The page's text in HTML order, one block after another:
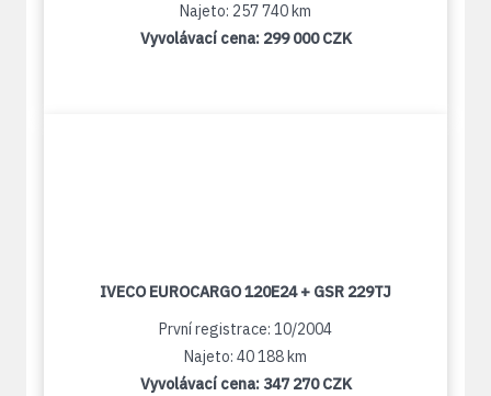
Najeto: 257 740 km
Vyvolávací cena: 299 000 CZK
IVECO EUROCARGO 120E24 + GSR 229TJ
První registrace: 10/2004
Najeto: 40 188 km
Vyvolávací cena: 347 270 CZK